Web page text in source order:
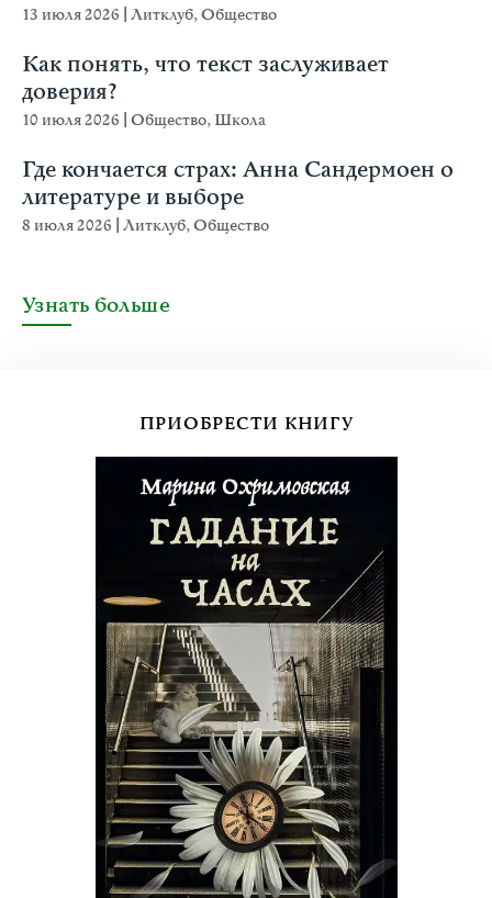
13 июля 2026 Литклуб,Общество
Как понять, что текст заслуживает
доверия?
10 июля 2026 Общество, Школа
Где кончается страх: Анна Сандермоен о
литературе и выборе
8 июля 2026 Литклуб,Общество
Узнать больше
ПРИОБРЕСТИ КНИГУ